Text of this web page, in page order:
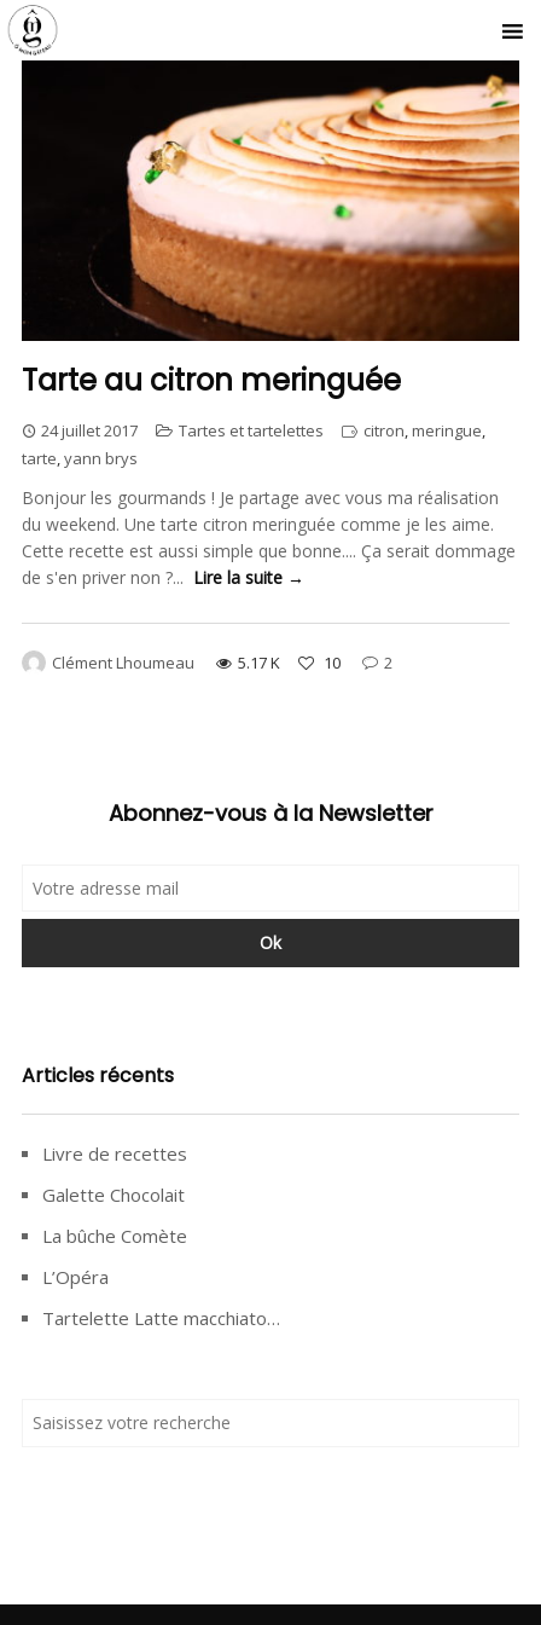
Tarte au citron meringuée
24 juillet 2017 Tartes et tartelettes citron,meringue,
tarte,yann brys
Bonjour les gourmands ! Je partage avec vous ma réalisation
du weekend. Une tarte citron meringuée comme je les aime.
Cette recette est aussi simple que bonne.... Ça serait dommage
de s'en priver non ?... Lire la suite →
Clément Lhoumeau 5.17 K 10 2
Abonnez-vous à la Newsletter
Articles récents
Livre de recettes
Galette Chocolait
La bûche Comète
L’Opéra
Tartelette Latte macchiato…